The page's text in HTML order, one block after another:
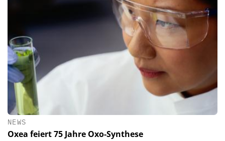
NEWS
Oxea feiert 75 Jahre Oxo-Synthese